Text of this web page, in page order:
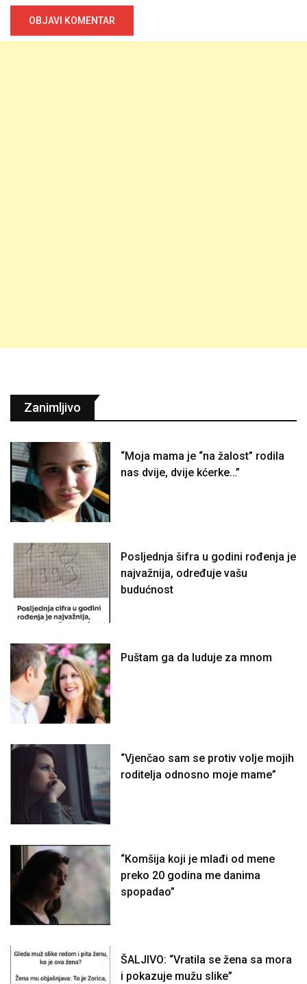
Zanimljivo
“Moja mama je “na žalost” rodila
nas dvije, dvije kćerke…”
Posljednja šifra u godini rođenja je
najvažnija, određuje vašu
budućnost
Puštam ga da luduje za mnom
“Vjenčao sam se protiv volje mojih
roditelja odnosno moje mame”
“Komšija koji je mlađi od mene
preko 20 godina me danima
spopadao”
ŠALJIVO: “Vratila se žena sa mora
i pokazuje mužu slike”